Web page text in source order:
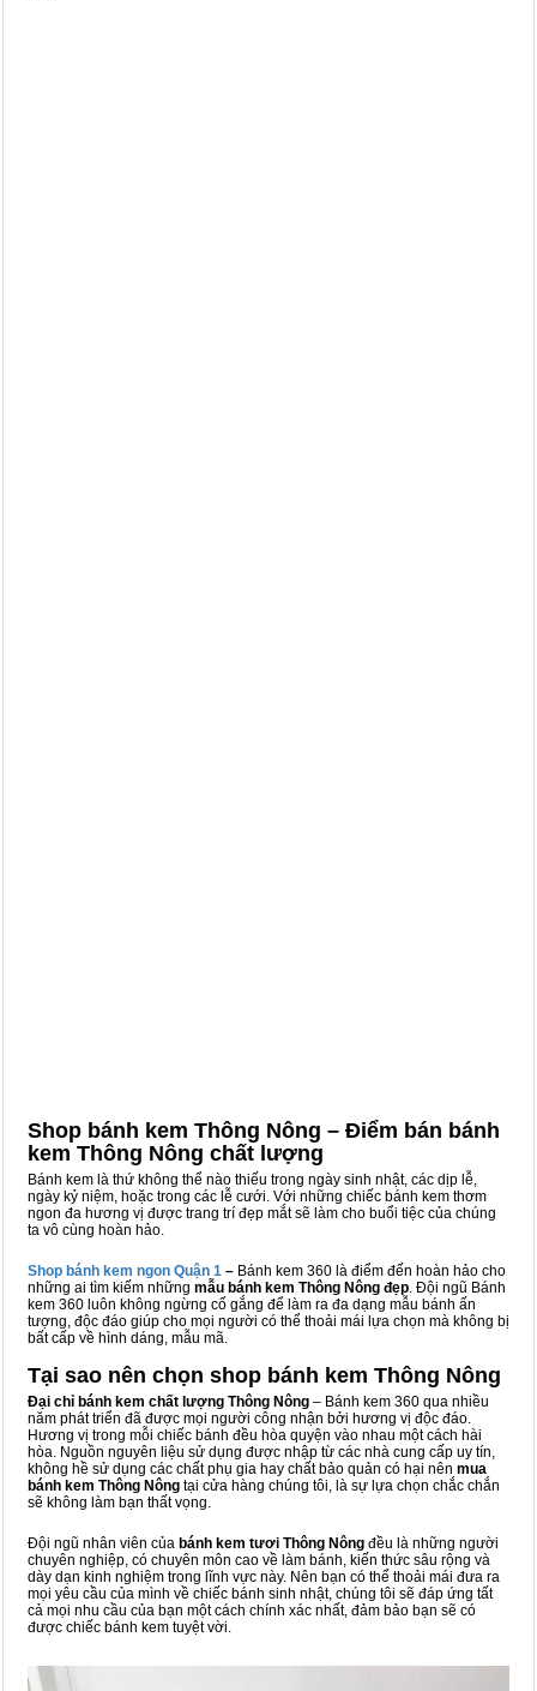
Shop bánh kem Thông Nông – Điểm bán bánh
kem Thông Nông chất lượng
Bánh kem là thứ không thể nào thiếu trong ngày sinh nhật, các dịp lễ,
ngày kỷ niệm, hoặc trong các lễ cưới. Với những chiếc bánh kem thơm
ngon đa hương vị được trang trí đẹp mắt sẽ làm cho buổi tiệc của chúng
ta vô cùng hoàn hảo.
Shop bánh kem ngon Quận 1 – Bánh kem 360 là điểm đến hoàn hảo cho
những ai tìm kiếm những mẫu bánh kem Thông Nông đẹp. Đội ngũ Bánh
kem 360 luôn không ngừng cố gắng để làm ra đa dạng mẫu bánh ấn
tượng, độc đáo giúp cho mọi người có thể thoải mái lựa chọn mà không bị
bất cấp về hình dáng, mẫu mã.
Tại sao nên chọn shop bánh kem Thông Nông
Đại chỉ bánh kem chất lượng Thông Nông – Bánh kem 360 qua nhiều
năm phát triển đã được mọi người công nhận bởi hương vị độc đáo.
Hương vị trong mỗi chiếc bánh đều hòa quyện vào nhau một cách hài
hòa. Nguồn nguyên liệu sử dụng được nhập từ các nhà cung cấp uy tín,
không hề sử dụng các chất phụ gia hay chất bảo quản có hại nên mua
bánh kem Thông Nông tại cửa hàng chúng tôi, là sự lựa chọn chắc chắn
sẽ không làm bạn thất vọng.
Đội ngũ nhân viên của bánh kem tươi Thông Nông đều là những người
chuyên nghiệp, có chuyên môn cao về làm bánh, kiến thức sâu rộng và
dày dạn kinh nghiệm trong lĩnh vực này. Nên bạn có thể thoải mái đưa ra
mọi yêu cầu của mình về chiếc bánh sinh nhật, chúng tôi sẽ đáp ứng tất
cả mọi nhu cầu của bạn một cách chính xác nhất, đảm bảo bạn sẽ có
được chiếc bánh kem tuyệt vời.